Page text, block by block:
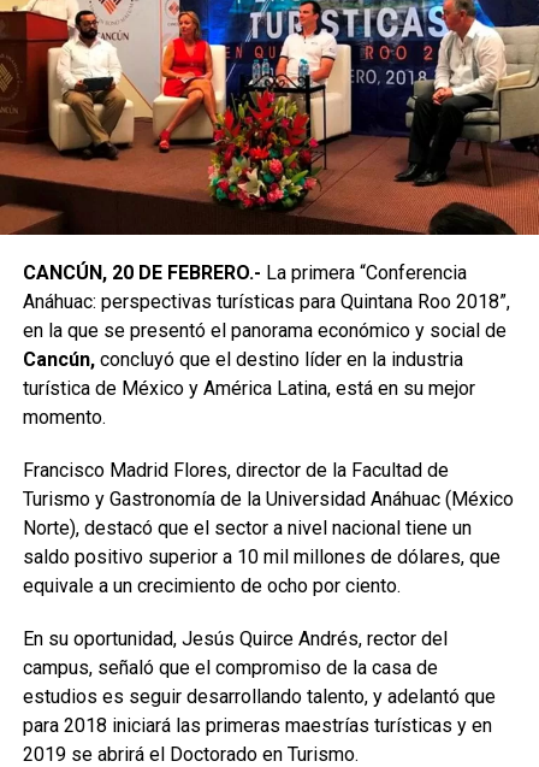
CANCÚN, 20 DE FEBRERO.- La primera “Conferencia
Anáhuac: perspectivas turísticas para Quintana Roo 2018”,
en la que se presentó el panorama económico y social de
Cancún,concluyó que el destino líder en la industria
turística de México y América Latina, está en su mejor
momento.
Francisco Madrid Flores, director de la Facultad de
Turismo y Gastronomía de la Universidad Anáhuac (México
Norte), destacó que el sector a nivel nacional tiene un
saldo positivo superior a 10 mil millones de dólares, que
equivale a un crecimiento de ocho por ciento.
En su oportunidad, Jesús Quirce Andrés, rector del
campus, señaló que el compromiso de la casa de
estudios es seguir desarrollando talento, y adelantó que
para 2018 iniciará las primeras maestrías turísticas y en
2019 se abrirá el Doctorado en Turismo.